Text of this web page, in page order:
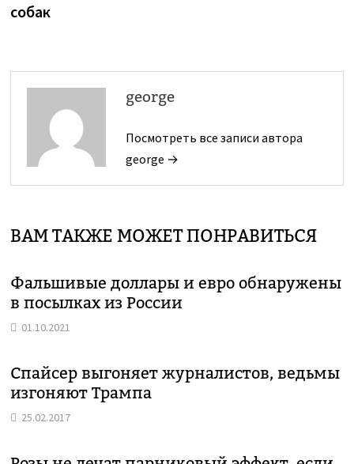
собак
george
Посмотреть все записи автора
george →
ВАМ ТАКЖЕ МОЖЕТ ПОНРАВИТЬСЯ
Фальшивые доллары и евро обнаружены
в посылках из России
01.10.2021
Спайсер выгоняет журналистов, ведьмы
изгоняют Трампа
25.02.2017